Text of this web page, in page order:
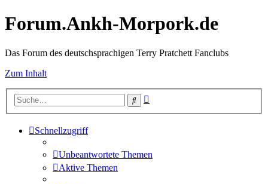
Forum.Ankh-Morpork.de
Das Forum des deutschsprachigen Terry Pratchett Fanclubs
Zum Inhalt
Suche
Schnellzugriff
Unbeantwortete Themen
Aktive Themen